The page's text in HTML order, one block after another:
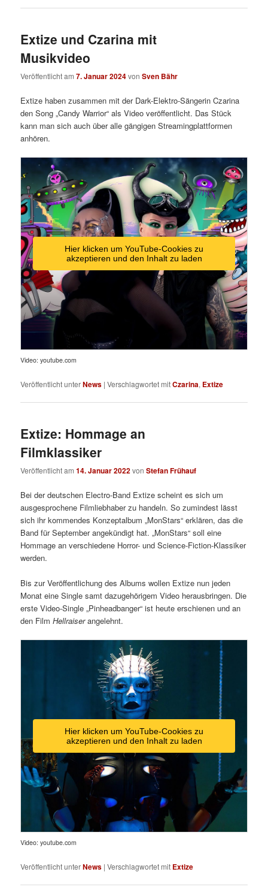
Extize und Czarina mit
Musikvideo
Veröffentlicht am7. Januar 2024vonSven Bähr
Extize haben zusammen mit der Dark-Elektro-Sängerin Czarina
den Song „Candy Warrior“ als Video veröffentlicht. Das Stück
kann man sich auch über alle gängigen Streamingplattformen
anhören.
Hier klicken um YouTube-Cookies zu
akzeptieren und den Inhalt zu laden
Video: youtube.com
Veröffentlicht unterNews |Verschlagwortet mitCzarina, Extize
Extize: Hommage an
Filmklassiker
Veröffentlicht am14. Januar 2022vonStefan Frühauf
Bei der deutschen Electro-Band Extize scheint es sich um
ausgesprochene Filmliebhaber zu handeln. So zumindest lässt
sich ihr kommendes Konzeptalbum „MonStars“ erklären, das die
Band für September angekündigt hat. „MonStars“ soll eine
Hommage an verschiedene Horror- und Science-Fiction-Klassiker
werden.
Bis zur Veröffentlichung des Albums wollen Extize nun jeden
Monat eine Single samt dazugehörigem Video herausbringen. Die
erste Video-Single „Pinheadbanger“ ist heute erschienen und an
den FilmHellraiserangelehnt.
Hier klicken um YouTube-Cookies zu
akzeptieren und den Inhalt zu laden
Video: youtube.com
Veröffentlicht unterNews |Verschlagwortet mit Extize